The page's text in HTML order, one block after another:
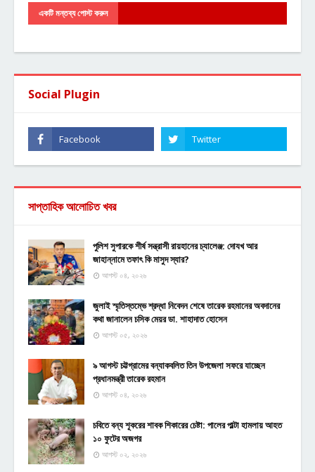
একটি মন্তব্য পোস্ট করুন
Social Plugin
সাপ্তাহিক আলোচিত খবর
পুলিশ সুপারকে শীর্ষ সন্ত্রাসী রায়হানের চ্যালেঞ্জ: দোযখ আর
জাহান্নামে তফাৎ কি মাসুদ স্যার?
আগস্ট ০৪, ২০২৬
জুলাই স্মৃতিস্তম্ভে শ্রদ্ধা নিবেদন শেষে তারেক রহমানের অবদানের
কথা জানালেন চসিক মেয়র ডা. শাহাদাত হোসেন
আগস্ট ০৫, ২০২৬
৯ আগস্ট চট্টগ্রামের বন্যাকবলিত তিন উপজেলা সফরে যাচ্ছেন
প্রধানমন্ত্রী তারেক রহমান
আগস্ট ০৪, ২০২৬
চবিতে বন্য শূকরের শাবক শিকারের চেষ্টা: পালের পাল্টা হামলায় আহত
১০ ফুটের অজগর
আগস্ট ০২, ২০২৬